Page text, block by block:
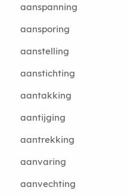
aanspanning
aansporing
aanstelling
aanstichting
aantakking
aantijging
aantrekking
aanvaring
aanvechting